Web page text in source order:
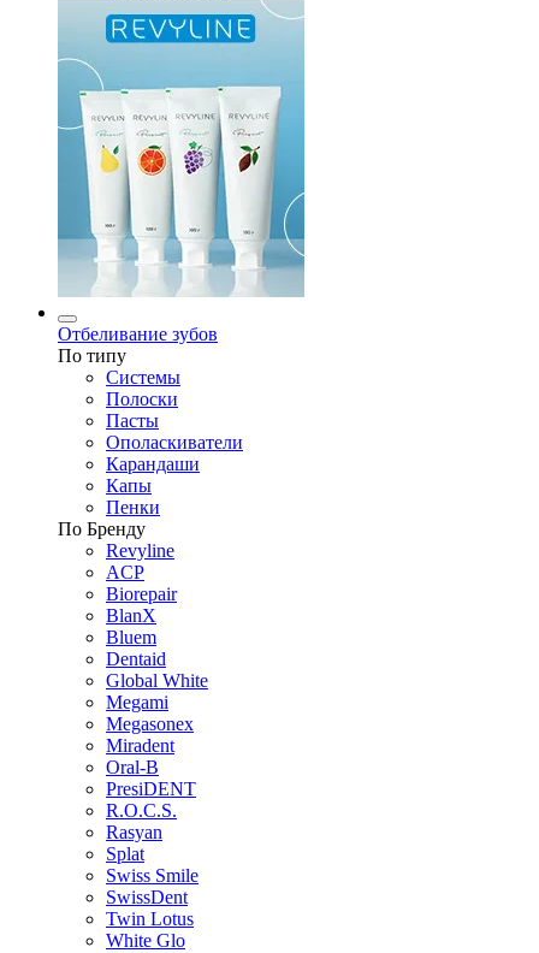
Отбеливание зубов
По типу
Системы
Полоски
Пасты
Ополаскиватели
Карандаши
Капы
Пенки
По Бренду
Revyline
ACP
Biorepair
BlanX
Bluem
Dentaid
Global White
Megami
Megasonex
Miradent
Oral-B
PresiDENT
R.O.C.S.
Rasyan
Splat
Swiss Smile
SwissDent
Twin Lotus
White Glo